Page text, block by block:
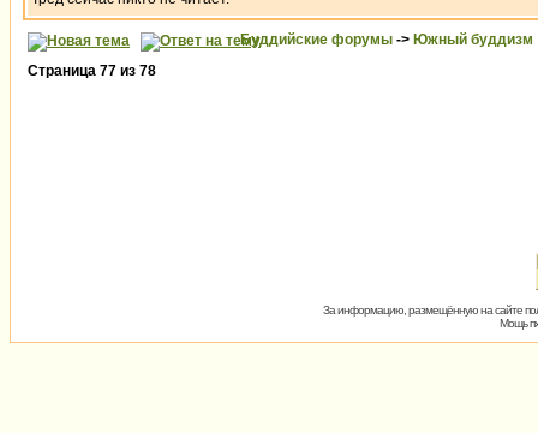
Буддийские форумы -> Южный буддизм
Страница 77 из 78
За информацию, размещённую на сайте
Мощь